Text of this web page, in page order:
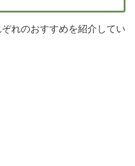
れのおすすめを紹介してい